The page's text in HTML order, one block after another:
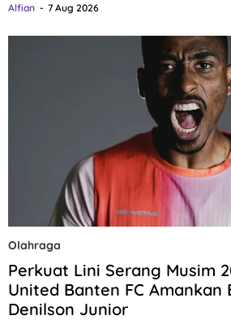
Alfian 7 Aug 2026
Olahraga
Perkuat Lini Serang Musim
United Banten FC Amankan
Denilson Junior